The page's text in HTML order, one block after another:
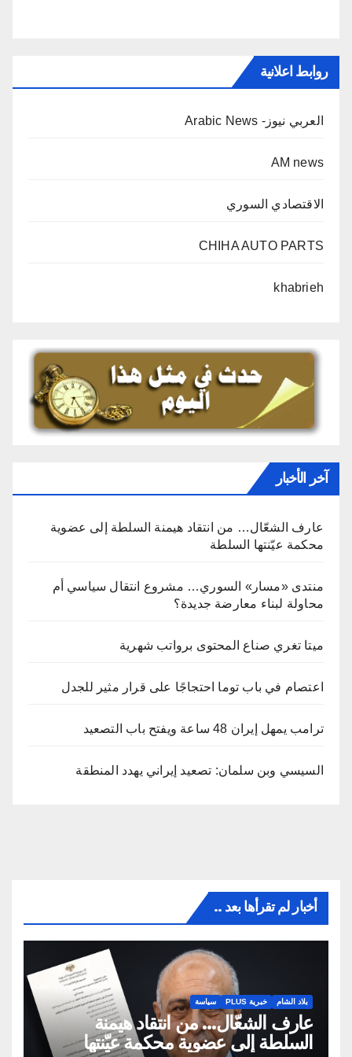
روابط اعلانية
العربي نيوز- Arabic News
AM news
الاقتصادي السوري
CHIHA AUTO PARTS
khabrieh
آخر الأخبار
عارف الشعّال… من انتقاد هيمنة السلطة إلى عضوية
محكمة عيّنتها السلطة
منتدى «مسار» السوري… مشروع انتقال سياسي أم
محاولة لبناء معارضة جديدة؟
ميتا تغري صناع المحتوى برواتب شهرية
اعتصام في باب توما احتجاجًا على قرار مثير للجدل
ترامب يمهل إيران 48 ساعة ويفتح باب التصعيد
السيسي وبن سلمان: تصعيد إيراني يهدد المنطقة
أخبار لم تقرأها بعد ..
بلاد الشام خبرية PLUS سياسة
عارف الشعّال… من انتقاد هيمنة
السلطة إلى عضوية محكمة عيّنتها